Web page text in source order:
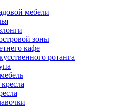
мебели
зоны
кафе
ротанга